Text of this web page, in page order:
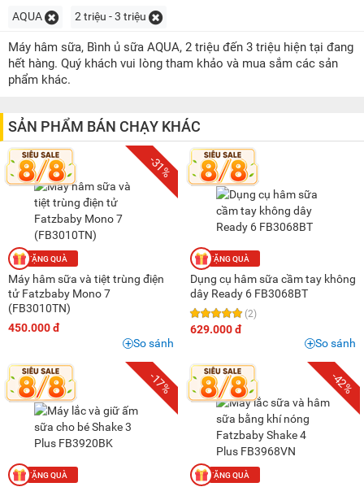
Chọn khoảng giá
200K - 500K (11)
500K - 1 triệu
1,5 triệu - 2 triệu (2)
2 triệu - 3 triệu
AQUA 2 triệu - 3 triệu
Máy hâm sữa, Bình ủ sữa AQUA, 2 triệu đến 3 triệu hiện tại đang
hết hàng. Quý khách vui lòng tham khảo và mua sắm các sản
phẩm khác.
SẢN PHẨM BÁN CHẠY KHÁC
-31%
Máy hâm sữa và tiệt trùng điện
tử Fatzbaby Mono 7
(FB3010TN)
450.000 đ
So sánh
Dụng cụ hâm sữa cầm tay không
dây Ready 6 FB3068BT
(2)
629.000 đ
So sánh
-17% -42%